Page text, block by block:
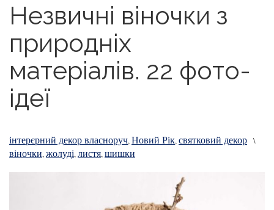
Незвичні віночки з
природніх
матеріалів. 22 фото-
ідеї
інтерєрний декор власноруч,Новий Рік,святковий декор \
віночки,жолуді,листя,шишки